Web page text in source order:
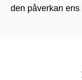
den påverkan